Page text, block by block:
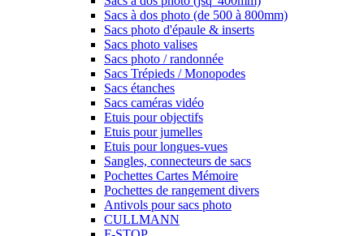
Sacs à dos photo (de 500 à 800mm)
Sacs photo d'épaule & inserts
Sacs photo valises
Sacs photo / randonnée
Sacs Trépieds / Monopodes
Sacs étanches
Sacs caméras vidéo
Etuis pour objectifs
Etuis pour jumelles
Etuis pour longues-vues
Sangles, connecteurs de sacs
Pochettes Cartes Mémoire
Pochettes de rangement divers
Antivols pour sacs photo
CULLMANN